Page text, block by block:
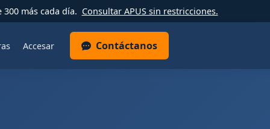
más cada día. Consultar APUS sin restricciones.
Accesar Contáctanos